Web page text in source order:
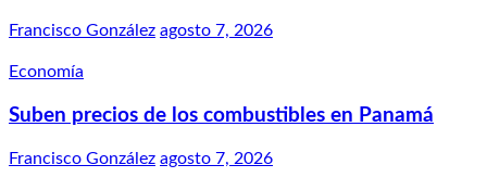
Francisco González agosto 7, 2026
Economía
Suben precios de los combustibles en Panamá
Francisco González agosto 7, 2026